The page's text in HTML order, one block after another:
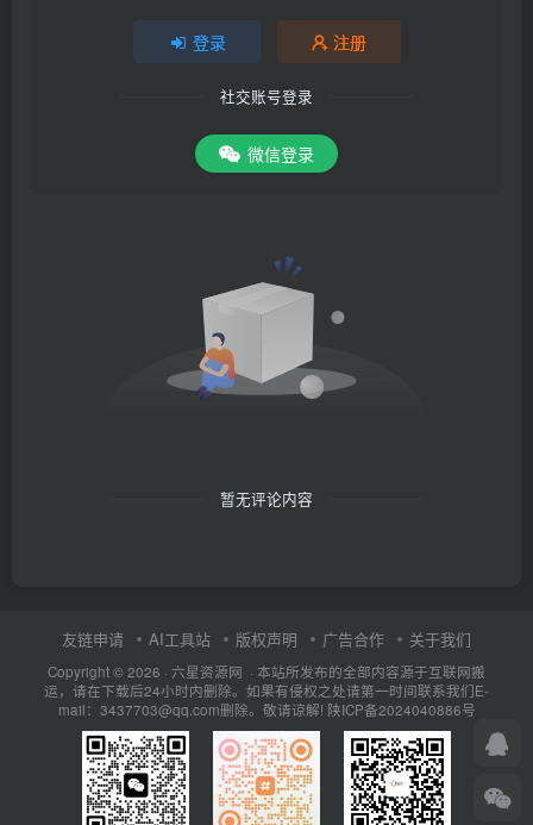
登录 注册
社交账号登录
微信登录
暂无评论内容
友链申请 AI工具站 版权声明 广告合作 关于我们
Copyright © 2026 · 六星资源网 · 本站所发布的全部内容源于互联网搬
运，请在下载后24小时内删除。如果有侵权之处请第一时间联系我们E-
mail：3437703@qq.com删除。敬请谅解! 陕ICP备2024040886号